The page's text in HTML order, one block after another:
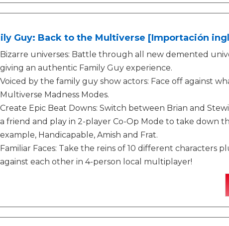
Guy: Back to the Multiverse [Importación
Bizarre universes: Battle through all new demented
giving an authentic Family Guy experience.
Voiced by the family guy show actors: Face off against
Multiverse Madness Modes.
Create Epic Beat Downs: Switch between Brian and
a friend and play in 2-player Co-Op Mode to take down
example, Handicapable, Amish and Frat.
Familiar Faces: Take the reins of 10 different characters
against each other in 4-person local multiplayer!